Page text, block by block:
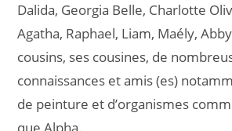
Dalida, Georgia Belle, Charlotte
Agatha, Raphael, Liam, Maély,
cousins, ses cousines, de
connaissances et amis (es)
de peinture et d’organismes